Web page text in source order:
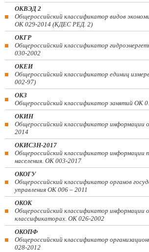
ОКВЭД 2
Общероссийский классификатор видов
ОК 029-2014 (КДЕС РЕД. 2)
ОКГР
Общероссийский классификатор
030-2002
ОКЕИ
Общероссийский классификатор единиц
002-97)
ОКЗ
Общероссийский классификатор занятий ОК
ОКИН
Общероссийский классификатор информации
2014
ОКИСЗН-2017
Общероссийский классификатор информации
населения. ОК 003-2017
ОКОГУ
Общероссийский классификатор органов
управления ОК 006 – 2011
ОКОК
Общероссийский классификатор информации
классификаторах. ОК 026-2002
ОКОПФ
Общероссийский классификатор
028-2012